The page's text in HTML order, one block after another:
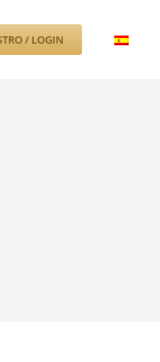
/ LOGIN